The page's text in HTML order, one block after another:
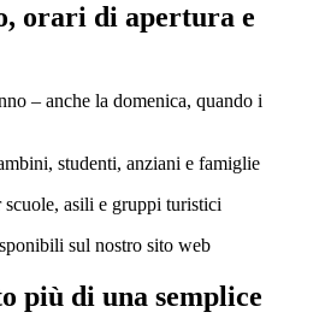
orari di apertura e
– anche la domenica, quando i
studenti, anziani e famiglie
asili e gruppi turistici
sul nostro sito web
più di una semplice